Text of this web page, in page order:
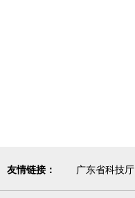
友情链接： 广东省科技厅